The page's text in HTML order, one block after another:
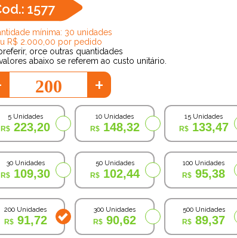
1577
mínima: 30 unidades
R$ 2.000,00 por pedido
orce outras quantidades
abaixo se referem ao custo unitário.
+
5 Unidades
223,20
10 Unidades
148,32
15 Unidades
133,47
30 Unidades
109,30
50 Unidades
102,44
100 Unidades
95,38
200 Unidades
91,72
300 Unidades
90,62
500 Unidades
89,37